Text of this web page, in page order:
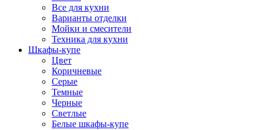
Все для кухни
Варианты отделки
Мойки и смесители
Техника для кухни
Шкафы-купе
Цвет
Коричневые
Серые
Темные
Черные
Светлые
Белые шкафы-купе